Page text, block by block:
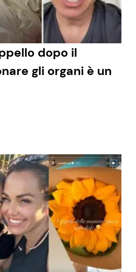
dopo il
gli organi è un